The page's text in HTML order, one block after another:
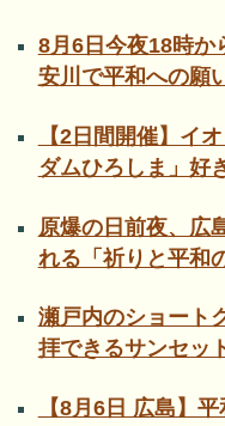
8月6日今夜18時か
安川で平和への願
【2日間開催】イ
ダムひろしま」好
原爆の日前夜、広
れる「祈りと平和
瀬戸内のショート
拝できるサンセッ
【8月6日 広島】